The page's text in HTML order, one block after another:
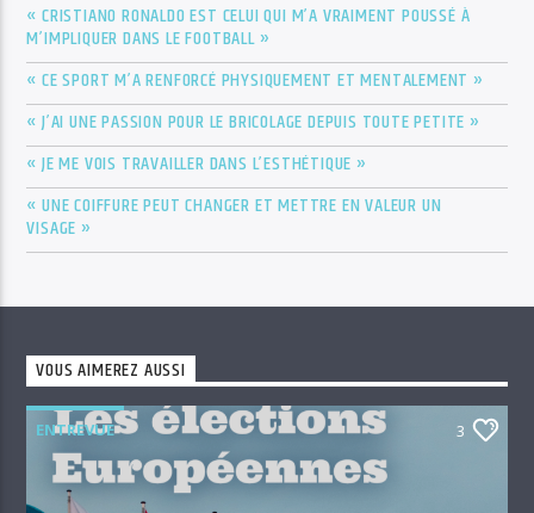
« CRISTIANO RONALDO EST CELUI QUI M’A VRAIMENT POUSSÉ À
M’IMPLIQUER DANS LE FOOTBALL »
« CE SPORT M’A RENFORCÉ PHYSIQUEMENT ET MENTALEMENT »
« J’AI UNE PASSION POUR LE BRICOLAGE DEPUIS TOUTE PETITE »
« JE ME VOIS TRAVAILLER DANS L’ESTHÉTIQUE »
« UNE COIFFURE PEUT CHANGER ET METTRE EN VALEUR UN
VISAGE »
VOUS AIMEREZ AUSSI
ENTREVUE 3